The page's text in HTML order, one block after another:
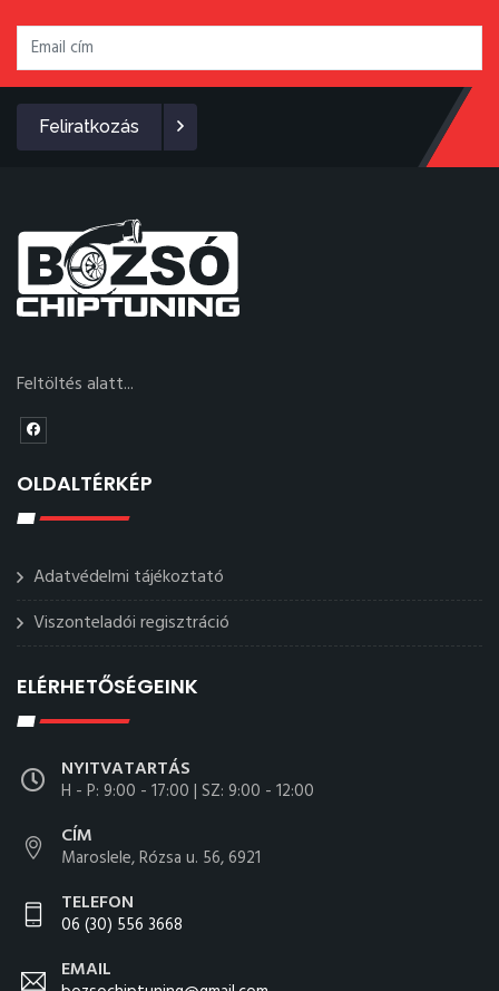
Feliratkozás
Feltöltés alatt...
OLDALTÉRKÉP
Adatvédelmi tájékoztató
Viszonteladói regisztráció
ELÉRHETŐSÉGEINK
NYITVATARTÁS
H - P: 9:00 - 17:00 | SZ: 9:00 - 12:00
CÍM
Maroslele, Rózsa u. 56, 6921
TELEFON
06 (30) 556 3668
EMAIL